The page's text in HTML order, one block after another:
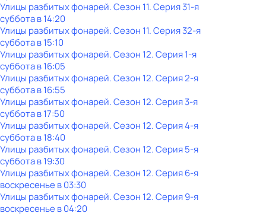
Улицы разбитых фонарей. Сезон 11. Серия 31-я
субботав14:20
Улицы разбитых фонарей. Сезон 11. Серия 32-я
субботав15:10
Улицы разбитых фонарей. Сезон 12. Серия 1-я
субботав16:05
Улицы разбитых фонарей. Сезон 12. Серия 2-я
субботав16:55
Улицы разбитых фонарей. Сезон 12. Серия 3-я
субботав17:50
Улицы разбитых фонарей. Сезон 12. Серия 4-я
субботав18:40
Улицы разбитых фонарей. Сезон 12. Серия 5-я
субботав19:30
Улицы разбитых фонарей. Сезон 12. Серия 6-я
воскресенье в03:30
Улицы разбитых фонарей. Сезон 12. Серия 9-я
воскресенье в04:20